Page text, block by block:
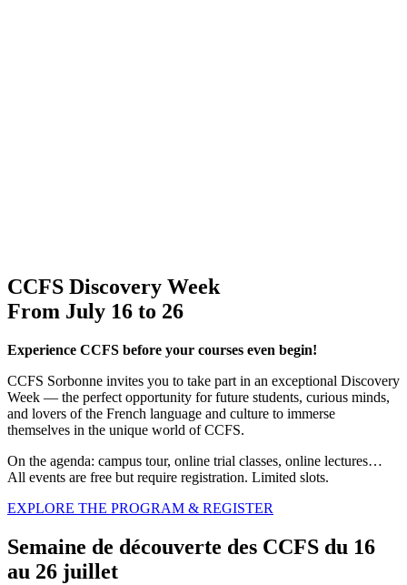
CCFS Discovery Week
From July 16 to 26
Experience CCFS before your courses even begin!
CCFS Sorbonne invites you to take part in an exceptional Discovery
Week — the perfect opportunity for future students, curious minds,
and lovers of the French language and culture to immerse
themselves in the unique world of CCFS.
On the agenda: campus tour, online trial classes, online lectures…
All events are free but require registration. Limited slots.
EXPLORE THE PROGRAM & REGISTER
Semaine de découverte des CCFS du 16
au 26 juillet